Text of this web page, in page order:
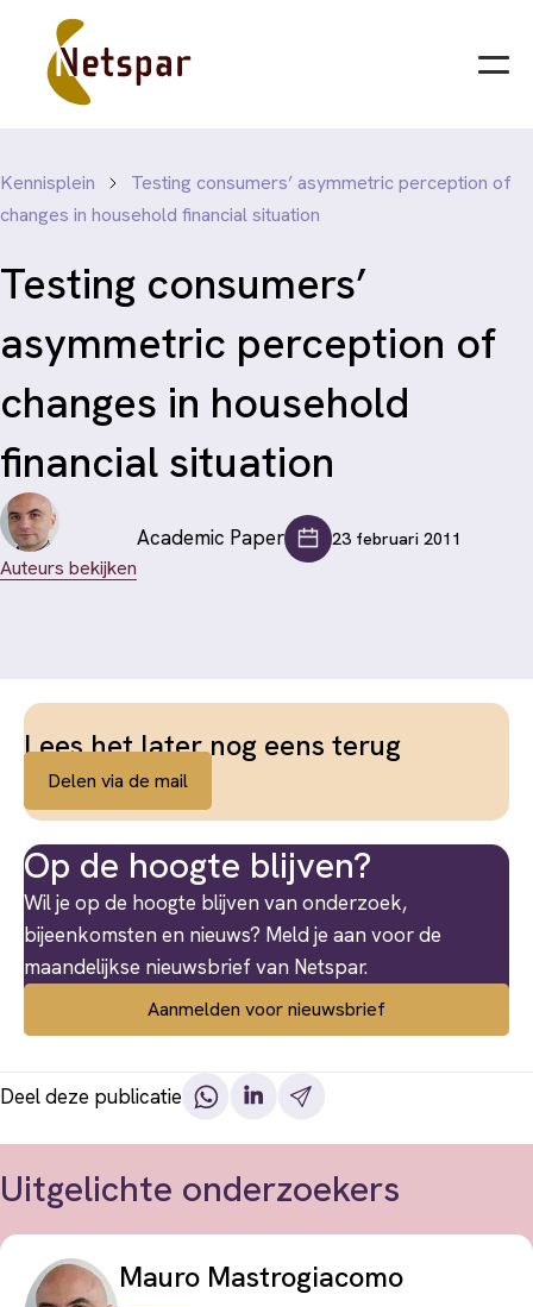
Kennisplein
Testing consumers’ asymmetric perception of
changes in household financial situation
Testing consumers’
asymmetric perception of
changes in household
financial situation
Auteurs bekijken
Academic Paper 23 februari 2011
Lees het later nog eens terug
Delen via de mail
Op de hoogte blijven?
Wil je op de hoogte blijven van onderzoek,
bijeenkomsten en nieuws? Meld je aan voor de
maandelijkse nieuwsbrief van Netspar.
Aanmelden voor nieuwsbrief
Deel deze publicatie
Uitgelichte onderzoekers
Mauro Mastrogiacomo